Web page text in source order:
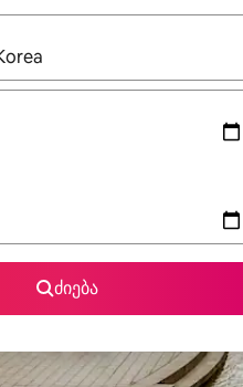
გახდება,
ძიება